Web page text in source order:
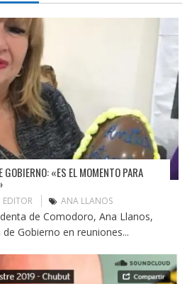
GOBIERNO: «ES EL MOMENTO PARA
EDITOR ANA LLANOS
de Comodoro, Ana Llanos,
Gobierno en reuniones...